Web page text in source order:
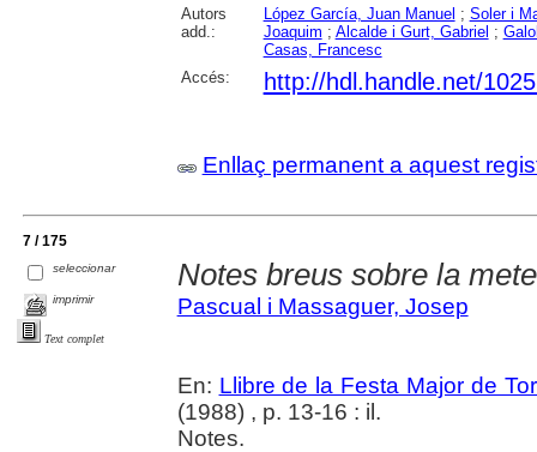
Autors
add.:
López García, Juan Manuel ; Soler i
Joaquim ; Alcalde i Gurt, Gabriel ;
Casas, Francesc
Accés:
http://hdl.handle.net/
Enllaç permanent a aquest
7 / 175
seleccionar
imprimir
Text complet
Notes breus sobre la
Pascual i Massaguer, Josep
En: Llibre de la Festa Major de
(1988) , p. 13-16 : il.
Notes.